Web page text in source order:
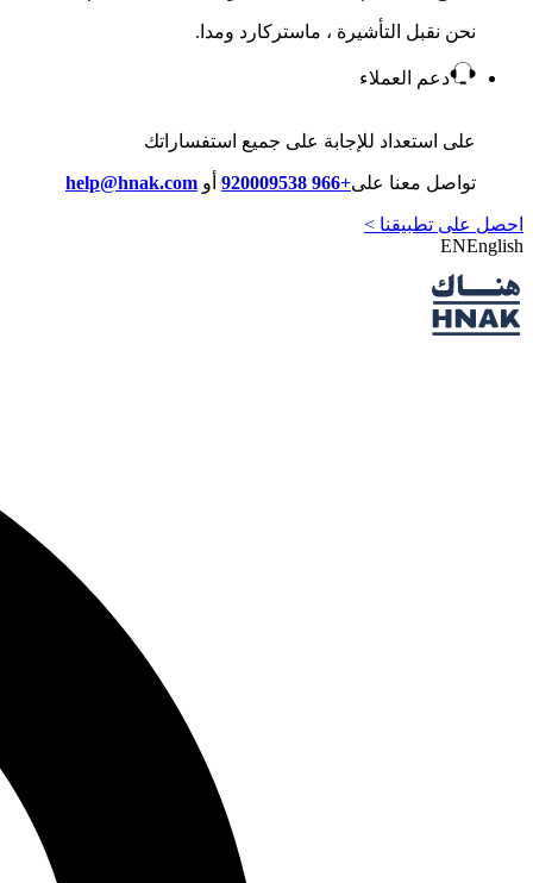
نحن نقبل التأشيرة ، ماستركارد ومدا.
دعم العملاء
على استعداد للإجابة على جميع استفساراتك
تواصل معنا على+966 920009538 أو help@hnak.com
احصل على تطبيقنا >
ENEnglish